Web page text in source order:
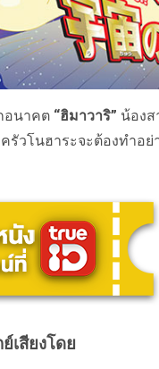
อนาคต “ฮิมาวาริ” น้องส
วโนฮาระจะต้องทำอย่
เสียงโดย